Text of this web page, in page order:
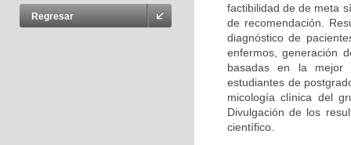
Regresar
factibilidad de de meta
de recomendación.
diagnóstico de
enfermos, generación
basadas en la mejor
estudiantes de
micología clínica del
Divulgación de los
científico.